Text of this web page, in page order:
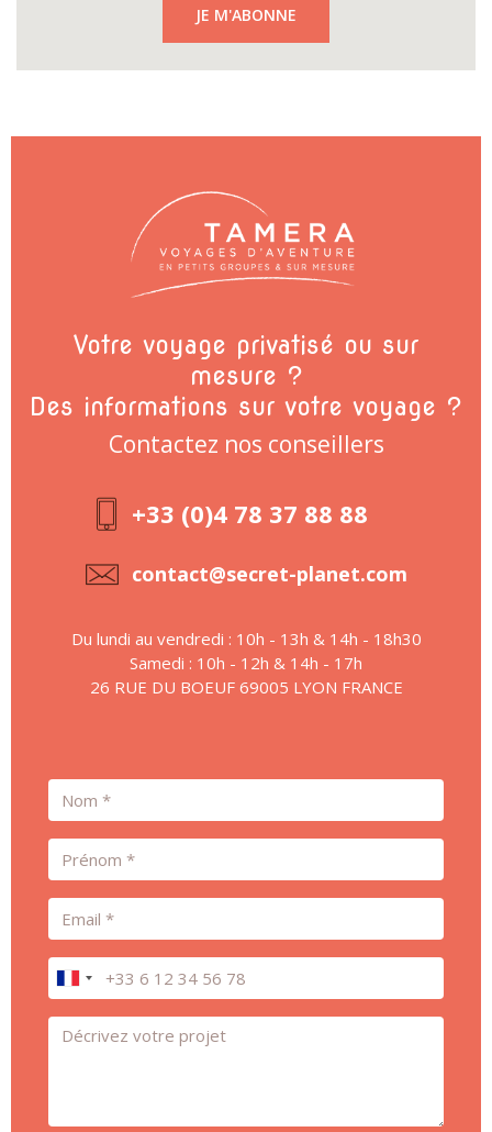
JE M'ABONNE
Votre voyage privatisé ou sur
mesure ?
Des informations sur votre voyage ?
Contactez nos conseillers
+33 (0)4 78 37 88 88
contact@secret-planet.com
Du lundi au vendredi : 10h - 13h & 14h - 18h30
Samedi : 10h - 12h & 14h - 17h
26 RUE DU BOEUF 69005 LYON FRANCE
Nom
Prénom
Email
Téléphone
Message *